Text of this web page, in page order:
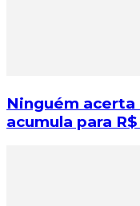
Ninguém acerta
acumula para